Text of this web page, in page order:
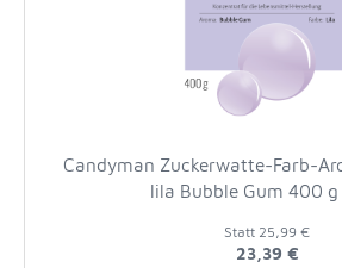
Candyman Zuckerwatte-Farb-
lila Bubble Gum 400 g
Statt 25,99 €
23,39 €